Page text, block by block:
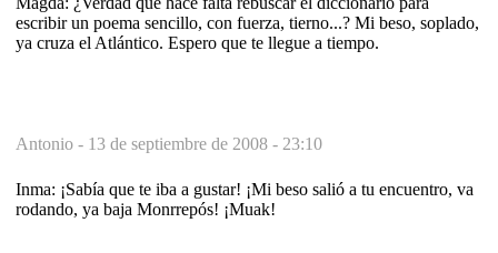
escribir un poema sencillo, con fuerza, tierno...? Mi beso, soplado,
ya cruza el Atlántico. Espero que te llegue a tiempo.
Antonio - 13 de septiembre de 2008 - 23:10
Inma: ¡Sabía que te iba a gustar! ¡Mi beso salió a tu encuentro, va
rodando, ya baja Monrrepós! ¡Muak!